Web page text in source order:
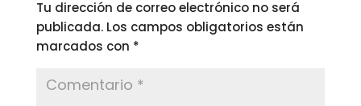
Tu dirección de correo electrónico no será
publicada. Los campos obligatorios están
marcados con *